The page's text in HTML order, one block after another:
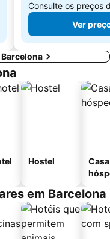
Consulte os preços
Ver
Hostel
em Barcelona